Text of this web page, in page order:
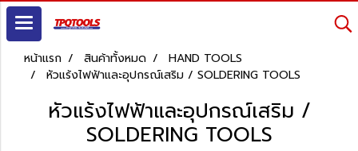
หน้าแรก สินค้าทั้งหมด
HAND TOOLS
หัวแร้งไฟฟ้าและอุปกรณ์เสริม / SOLDERING TOOLS
หัวแร้งไฟฟ้าและอุปกรณ์เสริม /
SOLDERING TOOLS